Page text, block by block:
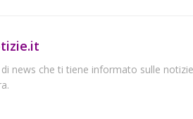
news che ti tiene informato sulle